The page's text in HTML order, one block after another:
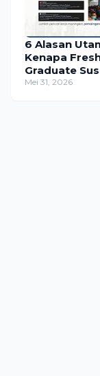
6 Alasan
Kenapa
Graduate
Dapat Kerja
Mei 31, 2026